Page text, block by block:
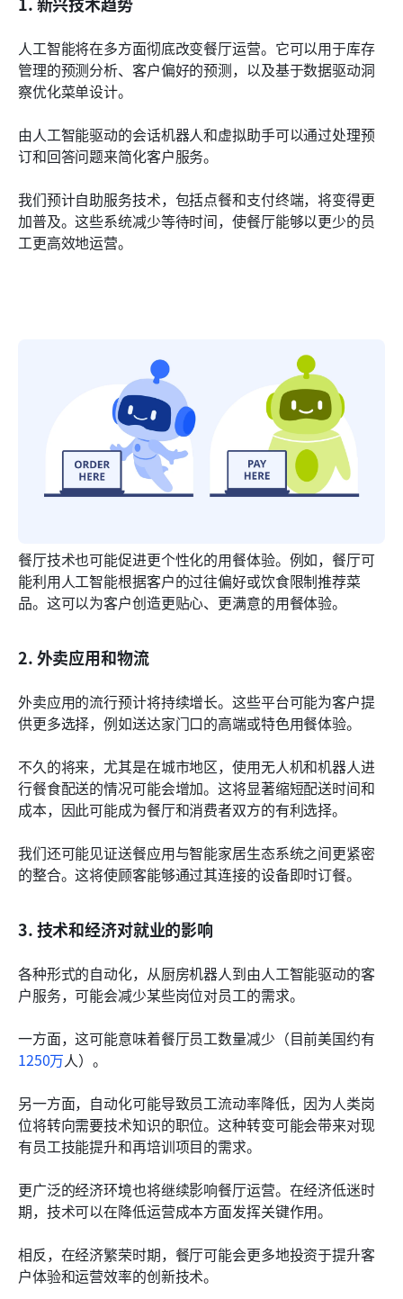
人工智能将在多方面彻底改变餐厅运营。它可以用于库存
管理的预测分析、客户偏好的预测，以及基于数据驱动洞
察优化菜单设计。
由人工智能驱动的会话机器人和虚拟助手可以通过处理预
订和回答问题来简化客户服务。
我们预计自助服务技术，包括点餐和支付终端，将变得更
加普及。这些系统减少等待时间，使餐厅能够以更少的员
工更高效地运营。
餐厅技术也可能促进更个性化的用餐体验。例如，餐厅可
能利用人工智能根据客户的过往偏好或饮食限制推荐菜
品。这可以为客户创造更贴心、更满意的用餐体验。
2. 外卖应用和物流
外卖应用的流行预计将持续增长。这些平台可能为客户提
供更多选择，例如送达家门口的高端或特色用餐体验。
不久的将来，尤其是在城市地区，使用无人机和机器人进
行餐食配送的情况可能会增加。这将显著缩短配送时间和
成本，因此可能成为餐厅和消费者双方的有利选择。
我们还可能见证送餐应用与智能家居生态系统之间更紧密
的整合。这将使顾客能够通过其连接的设备即时订餐。
3. 技术和经济对就业的影响
各种形式的自动化，从厨房机器人到由人工智能驱动的客
户服务，可能会减少某些岗位对员工的需求。
一方面，这可能意味着餐厅员工数量减少（目前美国约有
1250万人）。
另一方面，自动化可能导致员工流动率降低，因为人类岗
位将转向需要技术知识的职位。这种转变可能会带来对现
有员工技能提升和再培训项目的需求。
更广泛的经济环境也将继续影响餐厅运营。在经济低迷时
期，技术可以在降低运营成本方面发挥关键作用。
相反，在经济繁荣时期，餐厅可能会更多地投资于提升客
户体验和运营效率的创新技术。